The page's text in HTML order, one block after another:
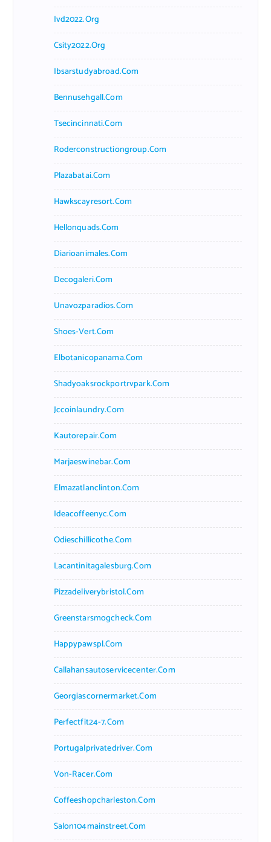
Ivd2022.org
Csity2022.org
Ibsarstudyabroad.com
Bennusehgall.com
Tsecincinnati.com
Roderconstructiongroup.com
Plazabatai.com
Hawkscayresort.com
Hellonquads.com
Diarioanimales.com
Decogaleri.com
Unavozparadios.com
Shoes-Vert.com
Elbotanicopanama.com
Shadyoaksrockportrvpark.com
Jccoinlaundry.com
Kautorepair.com
Marjaeswinebar.com
Elmazatlanclinton.com
Ideacoffeenyc.com
Odieschillicothe.com
Lacantinitagalesburg.com
Pizzadeliverybristol.com
Greenstarsmogcheck.com
Happypawspl.com
Callahansautoservicecenter.com
Georgiascornermarket.com
Perfectfit24-7.com
Portugalprivatedriver.com
Von-Racer.com
Coffeeshopcharleston.com
Salon104mainstreet.com